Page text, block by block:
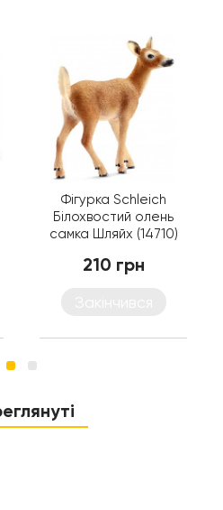
Фігурка Schleich
Білохвостий олень
самка Шляйх (14710)
210 грн